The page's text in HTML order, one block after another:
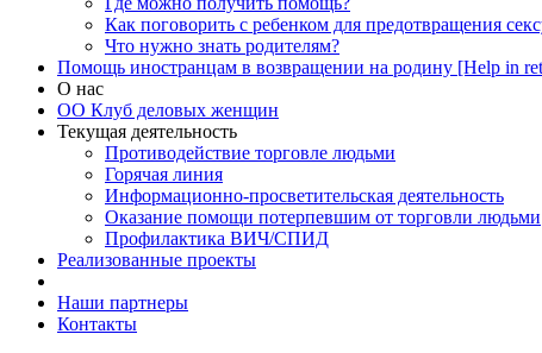
Как поговорить с ребенком для предотвращения
Что нужно знать родителям?
Помощь иностранцам в возвращении на родину [Help in
О нас
ОО Клуб деловых женщин
Текущая деятельность
Противодействие торговле людьми
Горячая линия
Информационно-просветительская деятельность
Оказание помощи потерпевшим от торговли людьми
Профилактика ВИЧ/СПИД
Реализованные проекты
Наши партнеры
Контакты